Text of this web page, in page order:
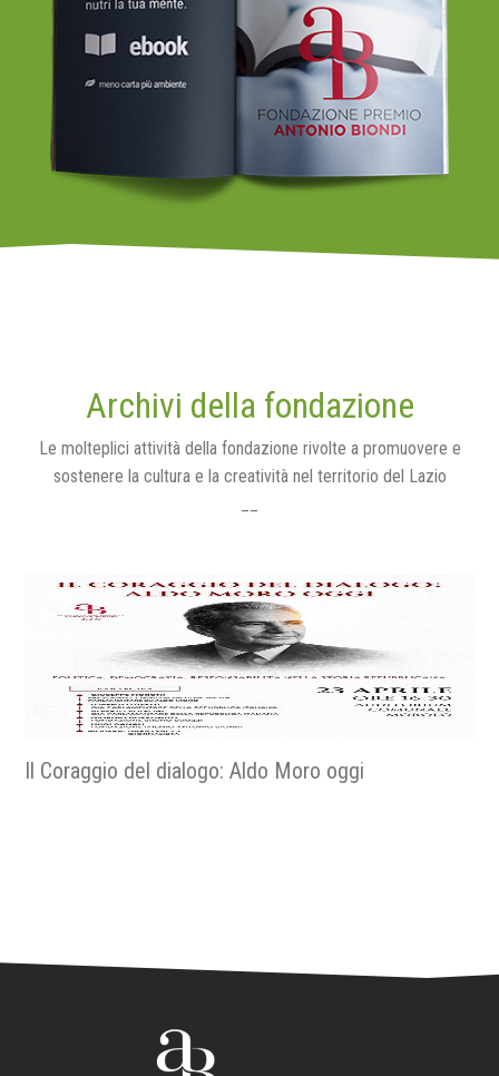
Archivi della fondazione
Le molteplici attività della fondazione rivolte a promuovere e
sostenere la cultura e la creatività nel territorio del Lazio
Religiose e religiosi nella resistenza - La fede nella